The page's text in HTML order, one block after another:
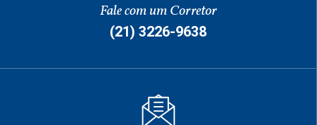
Fale com um Corretor
(21) 3226-9638